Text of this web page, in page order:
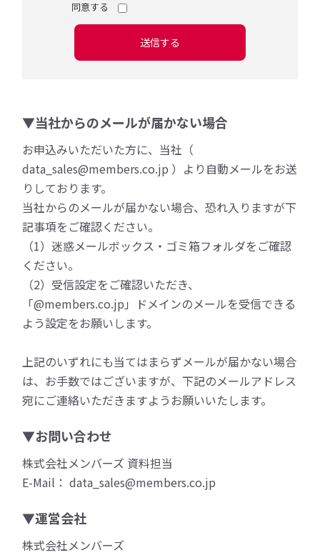
送信する
▼当社からのメールが届かない場合
お申込みいただいた方に、当社（
data_sales@members.co.jp ）より自動メールをお送
りしております。
当社からのメールが届かない場合、恐れ入りますが下
記事項をご確認ください。
（1）迷惑メールボックス・ゴミ箱フォルダをご確認
ください。
（2）受信設定をご確認いただき、
「@members.co.jp」ドメインのメールを受信できる
よう設定をお願いします。
上記のいずれにも当てはまらずメールが届かない場合
は、お手数ではございますが、下記のメールアドレス
宛にご連絡いただきますようお願いいたします。
▼お問い合わせ
株式会社メンバーズ 資料担当
E-Mail： data_sales@members.co.jp
▼運営会社
株式会社メンバーズ